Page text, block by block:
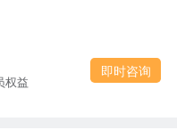
酯变形长丝≥85％染
万美元。
权益
即时咨询